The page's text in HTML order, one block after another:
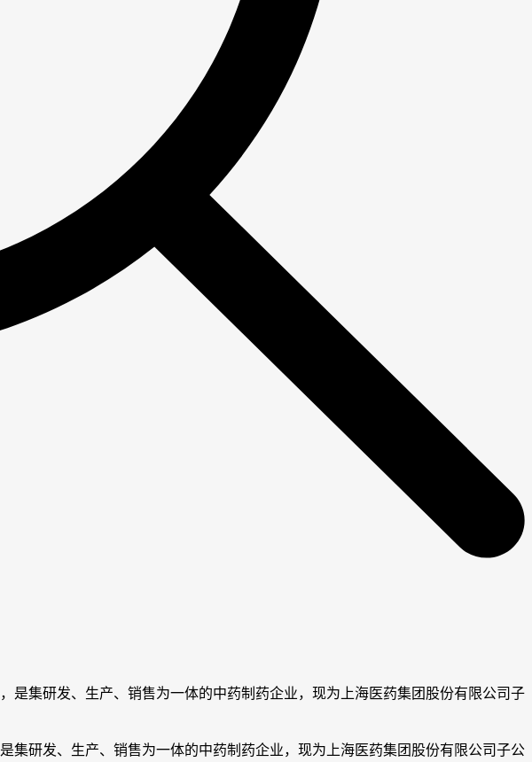
集研发、生产、销售为一体的中药制药企业，现为上海医药集团股份有限公司子
研发、生产、销售为一体的中药制药企业，现为上海医药集团股份有限公司子公